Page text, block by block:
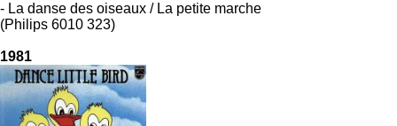
- La danse des oiseaux / La petite marche
(Philips 6010 323)
1981